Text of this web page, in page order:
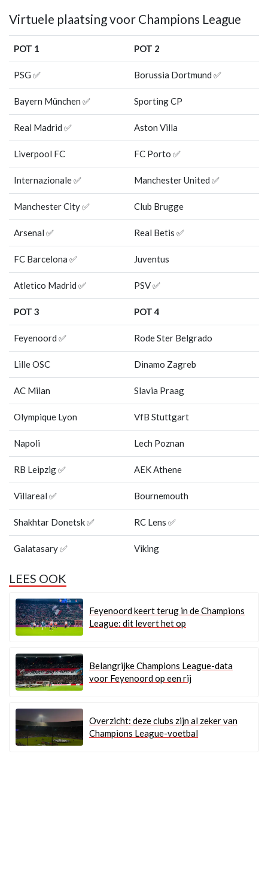
Virtuele plaatsing voor Champions League
POT 1 POT 2
PSG ✅ Borussia Dortmund ✅
Bayern München ✅ Sporting CP
Real Madrid ✅ Aston Villa
Liverpool FC FC Porto ✅
Internazionale ✅ Manchester United ✅
Manchester City ✅ Club Brugge
Arsenal ✅ Real Betis ✅
FC Barcelona ✅ Juventus
Atletico Madrid ✅ PSV ✅
POT 3 POT 4
Feyenoord ✅ Rode Ster Belgrado
Lille OSC Dinamo Zagreb
AC Milan Slavia Praag
Olympique Lyon VfB Stuttgart
Napoli Lech Poznan
RB Leipzig ✅ AEK Athene
Villareal ✅ Bournemouth
Shakhtar Donetsk ✅ RC Lens ✅
Galatasary ✅ Viking
LEES OOK
Feyenoord keert terug in de Champions
League: dit levert het op
Belangrijke Champions League-data
voor Feyenoord op een rij
Overzicht: deze clubs zijn al zeker van
Champions League-voetbal